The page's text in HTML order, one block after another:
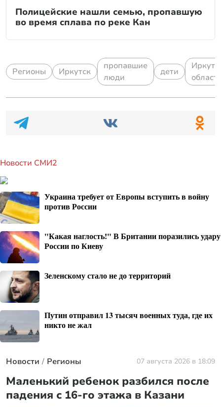
Полицейские нашли семью, пропавшую
во время сплава по реке Кан
Регионы Иркутск
пропавшие
люди
дети
Новости СМИ2
Украина требует от Европы вступить в войну
против России
"Какая наглость!" В Британии поразились удару
России по Киеву
Зеленскому стало не до территорий
Путин отправил 13 тысяч военных туда, где их
никто не жал
Новости Регионы 07 августа 2026 в 18:09
Маленький ребенок разбился после
падения с 16-го этажа в Казани